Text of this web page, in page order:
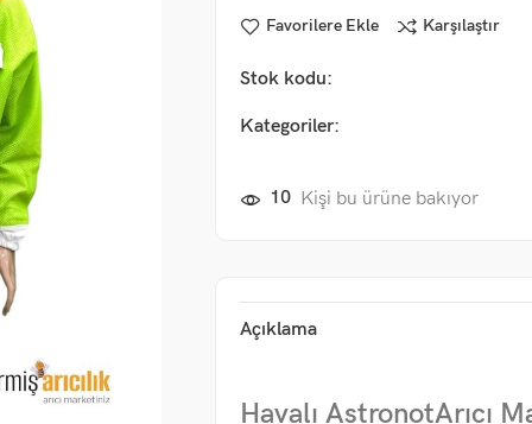
Favorilere Ekle Karşılaştır
Stok kodu:
Kategoriler:
10 Kişi bu ürüne bakıyor
Açıklama
Havalı AstronotArıcı